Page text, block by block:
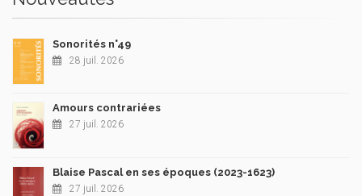
Sonorités n°49
28 juil. 2026
Amours contrariées
27 juil. 2026
Blaise Pascal en ses époques (2023-1623)
27 juil. 2026